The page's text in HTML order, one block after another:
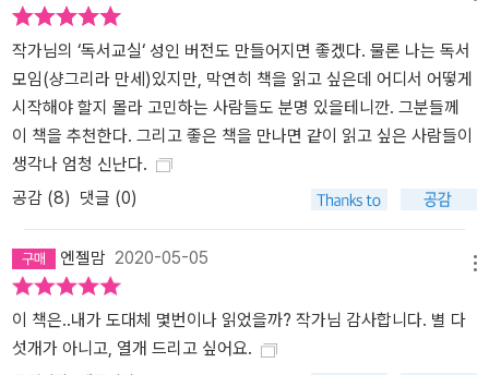
작가님의 ‘독서교실‘ 성인 버전도 만들어지면 좋겠다. 물론 나는 독서
모임(샹그리라 만세)있지만, 막연히 책을 읽고 싶은데 어디서 어떻게
시작해야 할지 몰라 고민하는 사람들도 분명 있을테니깐. 그분들께
이 책을 추천한다. 그리고 좋은 책을 만나면 같이 읽고 싶은 사람들이
생각나 엄청 신난다.
공감 (8) 댓글 (0)
엔젤맘 2020-05-05
이 책은..내가 도대체 몇번이나 읽었을까? 작가님 감사합니다. 별 다
섯개가 아니고, 열개 드리고 싶어요.